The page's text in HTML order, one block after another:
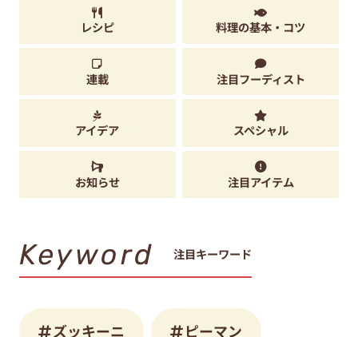
レシピ 料理の基本・コツ
連載 注目フーディスト
アイデア スペシャル
お知らせ 注目アイテム
Keyword 注目キーワード
ズッキーニ ピーマン